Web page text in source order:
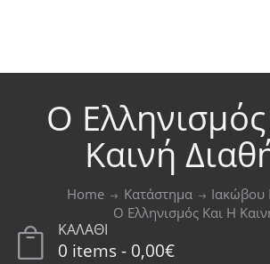
Ο
Καινή
Home Κατάστημα
Ιακώβου
Ο Ελληνισμός Και Η
ΚΑΛΑΘΙ
0 items- 0,00€